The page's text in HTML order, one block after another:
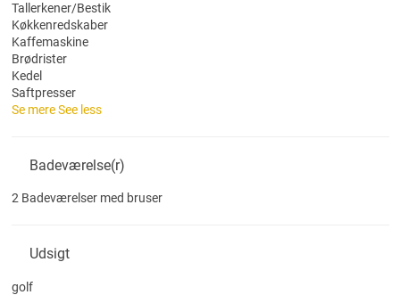
Tallerkener/Bestik
Køkkenredskaber
Kaffemaskine
Brødrister
Kedel
Saftpresser
Se mereSee less
Badeværelse(r)
2 Badeværelser med bruser
Udsigt
golf